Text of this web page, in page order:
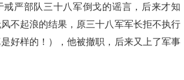
戒严部队三十八军倒戈的谣言，后来才知
不起浪的结果，原三十八军军长拒不执行
好样的！），他被撤职，后来又上了军事